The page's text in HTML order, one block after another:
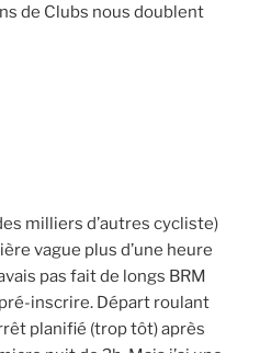
de Clubs nous doublent
»
milliers d’autres cycliste)
vague plus d’une heure
pas fait de longs BRM
inscrire. Départ roulant
planifié (trop tôt) après